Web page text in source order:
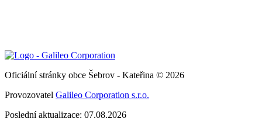
Oficiální stránky obce Šebrov - Kateřina © 2026
Provozovatel Galileo Corporation s.r.o.
Poslední aktualizace: 07.08.2026